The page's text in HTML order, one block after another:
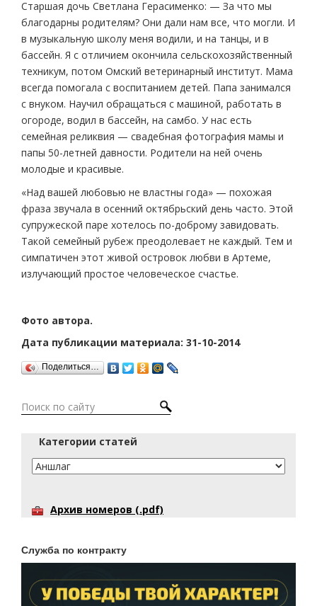
Старшая дочь Светлана Герасименко: — За что мы
благодарны родителям? Они дали нам все, что могли. И
в музыкальную школу меня водили, и на танцы, и в
бассейн. Я с отличием окончила сельскохозяйственный
техникум, потом Омский ветеринарный институт. Мама
всегда помогала с воспитанием детей. Папа занимался
с внуком. Научил обращаться с машиной, работать в
огороде, водил в бассейн, на самбо. У нас есть
семейная реликвия — свадебная фотография мамы и
папы 50-летней давности. Родители на ней очень
молодые и красивые.
«Над вашей любовью не властны года» — похожая
фраза звучала в осенний октябрьский день часто. Этой
супружеской паре хотелось по-доброму завидовать.
Такой семейный рубеж преодолевает не каждый. Тем и
симпатичен этот живой островок любви в Артеме,
излучающий простое человеческое счастье.
Фото автора.
Дата публикации материала: 31-10-2014
Поделиться…
Категории статей
Архив номеров (.pdf)
Служба по контракту